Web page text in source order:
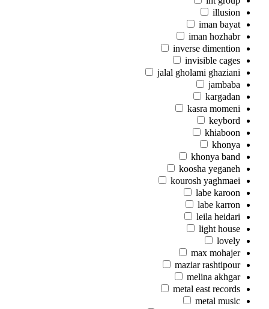
illusion
iman bayat
iman hozhabr
inverse dimention
invisible cages
jalal gholami ghaziani
jambaba
kargadan
kasra momeni
keybord
khiaboon
khonya
khonya band
koosha yeganeh
kourosh yaghmaei
labe karoon
labe karron
leila heidari
light house
lovely
max mohajer
maziar rashtipour
melina akhgar
metal east records
metal music